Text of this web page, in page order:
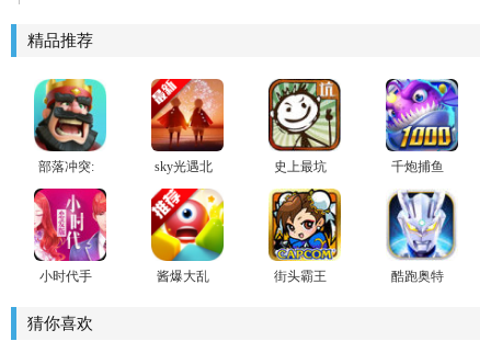
精品推荐
部落冲突:
皇室战争
国服安卓
版
sky光遇北
觅全物品
解锁版
史上最坑
爹的游戏
千炮捕鱼
大赛免费
下分版
小时代手
监制)官方
酱爆大乱
街头霸王
酷跑奥特
猜你喜欢